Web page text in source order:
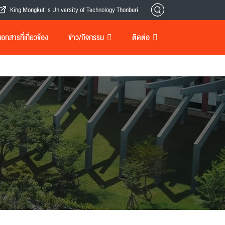
King Mongkut 's University of Technology Thonburi
กสารที่เกี่ยวข้อง ข่าว/กิจกรรม ติดต่อ